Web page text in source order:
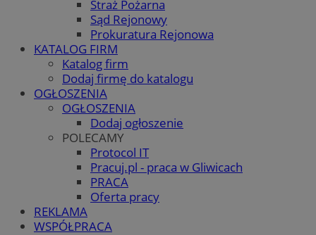
Straż Pożarna
Sąd Rejonowy
Prokuratura Rejonowa
KATALOG FIRM
Katalog firm
Dodaj firmę do katalogu
OGŁOSZENIA
OGŁOSZENIA
Dodaj ogłoszenie
POLECAMY
Protocol IT
Pracuj.pl - praca w Gliwicach
PRACA
Oferta pracy
REKLAMA
WSPÓŁPRACA